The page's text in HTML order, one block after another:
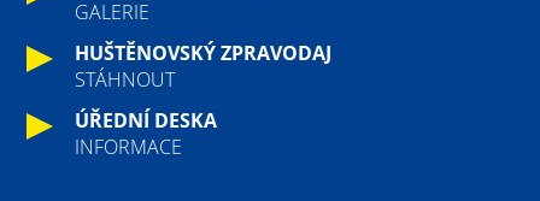
GALERIE
HUŠTĚNOVSKÝ ZPRAVODAJ
STÁHNOUT
ÚŘEDNÍ DESKA
INFORMACE